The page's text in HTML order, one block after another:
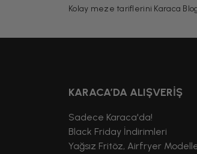
Kolay meze tariflerini Karaca
KARACA’DA ALIŞVERİŞ
Sadece Karaca'da!
Black Friday İndirimleri
Yağsız Fritöz, Airfryer